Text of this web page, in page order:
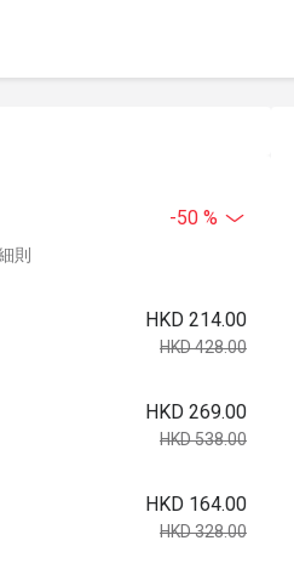
-50 %
則
HKD 214.00
HKD 428.00
HKD 269.00
HKD 538.00
HKD 164.00
HKD 328.00